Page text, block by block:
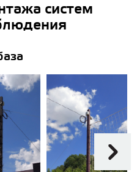
систем